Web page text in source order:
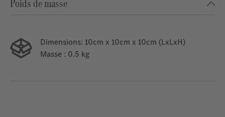
Poids de masse
Dimensions: 10cm x 10cm x 10cm (LxLxH)
Masse : 0.5 kg